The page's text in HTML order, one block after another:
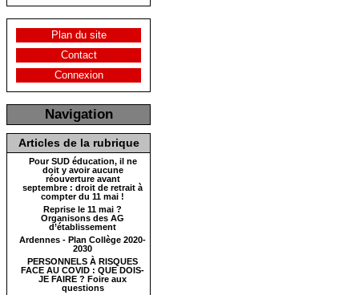
Plan du site
Contact
Connexion
Navigation
Articles de la rubrique
Pour SUD éducation, il ne
doit y avoir aucune
réouverture avant
septembre : droit de retrait à
compter du 11 mai !
Reprise le 11 mai ?
Organisons des AG
d’établissement
Ardennes - Plan Collège 2020-
2030
PERSONNELS À RISQUES
FACE AU COVID : QUE DOIS-
JE FAIRE ? Foire aux
questions